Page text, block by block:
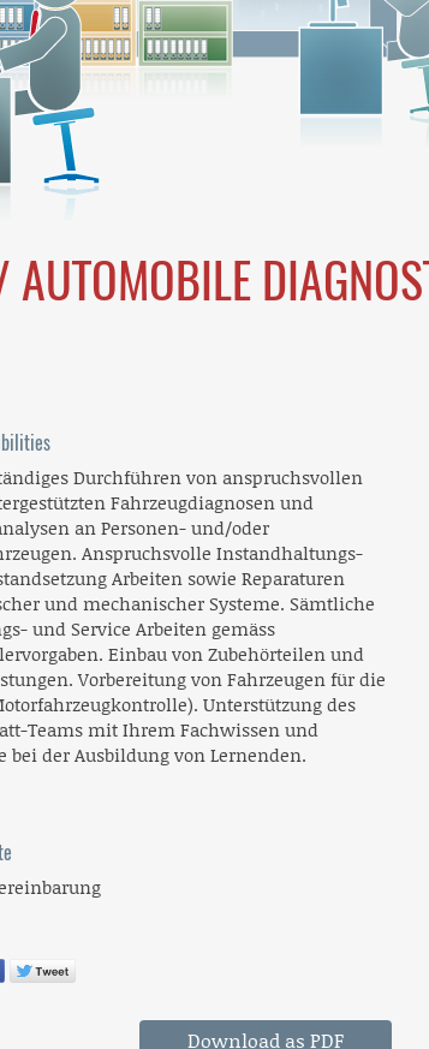
Durchführen von anspruchsvollen
Fahrzeugdiagnosen und
an Personen- und/oder
Anspruchsvolle Instandhaltungs-
Arbeiten sowie Reparaturen
und mechanischer Systeme. Sämtliche
und Service Arbeiten gemäss
Einbau von Zubehörteilen und
Vorbereitung von Fahrzeugen für die
Unterstützung des
Teams mit Ihrem Fachwissen und
der Ausbildung von Lernenden.
Download as PDF